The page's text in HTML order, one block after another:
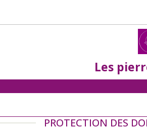
Les
PROTECTION DES